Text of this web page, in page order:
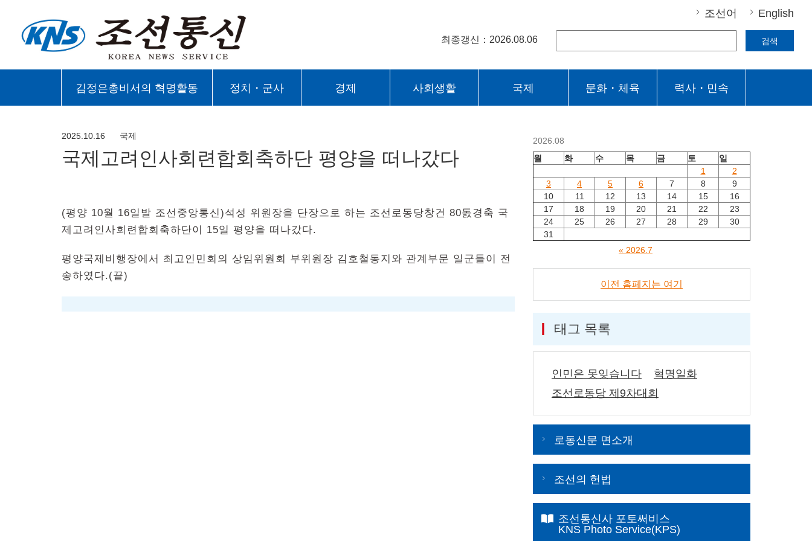
조선어 English
최종갱신：2026.08.06 검색
김정은총비서의 혁명활동 정치・군사 경제 사회생활 국제 문화・체육 력사・민속
2025.10.16 국제
국제고려인사회련합회축하단 평양을 떠나갔다
(평양 10월 16일발 조선중앙통신)석성 위원장을 단장으로 하는 조선로동당창건 80돐경축 국
제고려인사회련합회축하단이 15일 평양을 떠나갔다.
평양국제비행장에서 최고인민회의 상임위원회 부위원장 김호철동지와 관계부문 일군들이 전
송하였다.(끝)
2026.08
월
화 수 목 금 토
일
1
2
3
4 5 6 7 8
9
10
11 12 13 14 15
16
17
18 19 20 21 22
23
24
25 26 27 28 29
30
31
« 2026.7
이전 홈페지는 여기
태그 목록
인민은 못잊습니다
혁명일화
조선로동당 제9차대회
로동신문 면소개
조선의 헌법
조선통신사 포토써비스
KNS Photo Service(KPS)